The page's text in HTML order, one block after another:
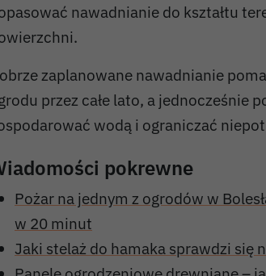
nawadnianie do kształtu
zaplanowane nawadnianie
przez całe lato, a jednocześnie
wodą i ograniczać
pokrewne
Pożar na jednym z ogrodów w
w 20 minut
Jaki stelaż do hamaka sprawdzi się